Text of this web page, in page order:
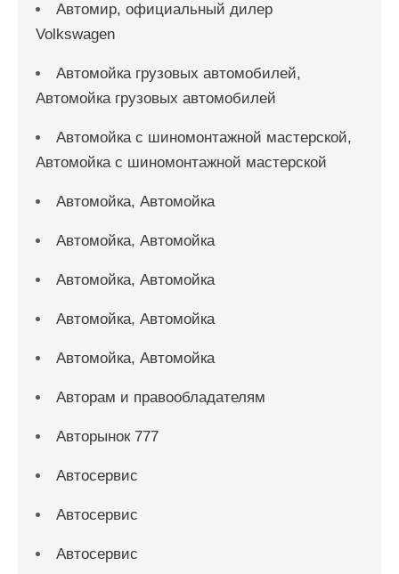
Автомир, официальный дилер
Volkswagen
Автомойка грузовых автомобилей,
Автомойка грузовых автомобилей
Автомойка с шиномонтажной мастерской,
Автомойка с шиномонтажной мастерской
Автомойка, Автомойка
Автомойка, Автомойка
Автомойка, Автомойка
Автомойка, Автомойка
Автомойка, Автомойка
Авторам и правообладателям
Авторынок 777
Автосервис
Автосервис
Автосервис